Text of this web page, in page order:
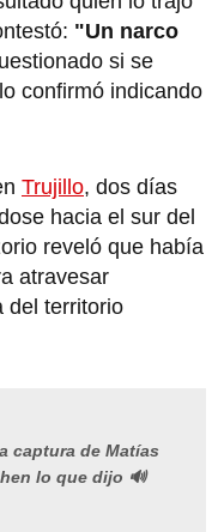
"Un narco
si se
confirmó indicando
Trujillo, dos días
hacia el sur del
reveló que había
atravesar
del territorio
captura de Matías
lo que dijo 🔊